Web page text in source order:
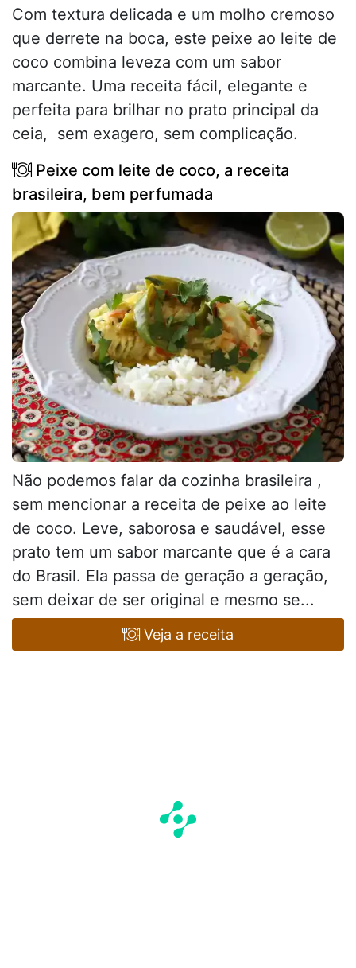
Com textura delicada e um molho cremoso
que derrete na boca, este peixe ao leite de
coco combina leveza com um sabor
marcante. Uma receita fácil, elegante e
perfeita para brilhar no prato principal da
ceia, sem exagero, sem complicação.
Peixe com leite de coco, a receita
brasileira, bem perfumada
Não podemos falar da cozinha brasileira ,
sem mencionar a receita de peixe ao leite
de coco. Leve, saborosa e saudável, esse
prato tem um sabor marcante que é a cara
do Brasil. Ela passa de geração a geração,
sem deixar de ser original e mesmo se...
Veja a receita